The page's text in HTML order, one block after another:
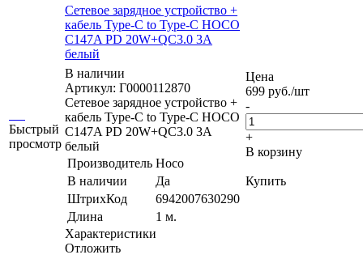
Быстрый
просмотр
Сетевое зарядное устройство +
кабель Type-C to Type-C HOCO
C147A PD 20W+QC3.0 3A
белый
В наличии
Артикул: Г0000112870
Сетевое зарядное устройство +
кабель Type-C to Type-C HOCO
C147A PD 20W+QC3.0 3A
белый
Производитель Hoco
В наличии
Да
ШтрихКод
6942007630290
Длина
1 м.
Характеристики
Отложить
Цена
699 руб./шт
-
+
В корзину
Купить